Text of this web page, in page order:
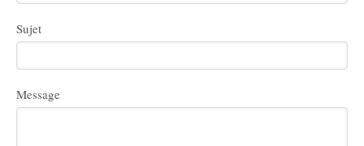
Sujet
Message